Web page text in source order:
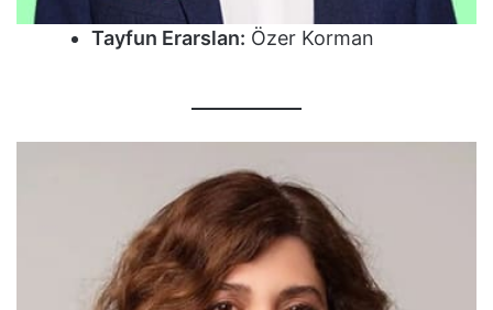
Tayfun Erarslan: Özer Korman